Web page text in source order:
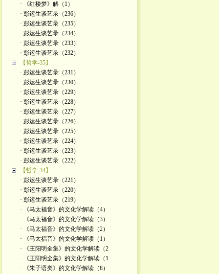
· 《红楼梦》解（1）
· 彭运生谈艺录（236）
· 彭运生谈艺录（235）
· 彭运生谈艺录（234）
· 彭运生谈艺录（233）
· 彭运生谈艺录（232）
【哲学-35】
· 彭运生谈艺录（231）
· 彭运生谈艺录（230）
· 彭运生谈艺录（229）
· 彭运生谈艺录（228）
· 彭运生谈艺录（227）
· 彭运生谈艺录（226）
· 彭运生谈艺录（225）
· 彭运生谈艺录（224）
· 彭运生谈艺录（223）
· 彭运生谈艺录（222）
【哲学-34】
· 彭运生谈艺录（221）
· 彭运生谈艺录（220）
· 彭运生谈艺录（219）
· 《马太福音》的文化学解读（4）
· 《马太福音》的文化学解读（3）
· 《马太福音》的文化学解读（2）
· 《马太福音》的文化学解读（1）
· 《王阳明全集》的文化学解读（2
· 《王阳明全集》的文化学解读（1
· 《朱子语类》的文化学解读（8）